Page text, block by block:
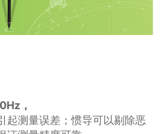
，
起测量误差；惯导可以剔除恶